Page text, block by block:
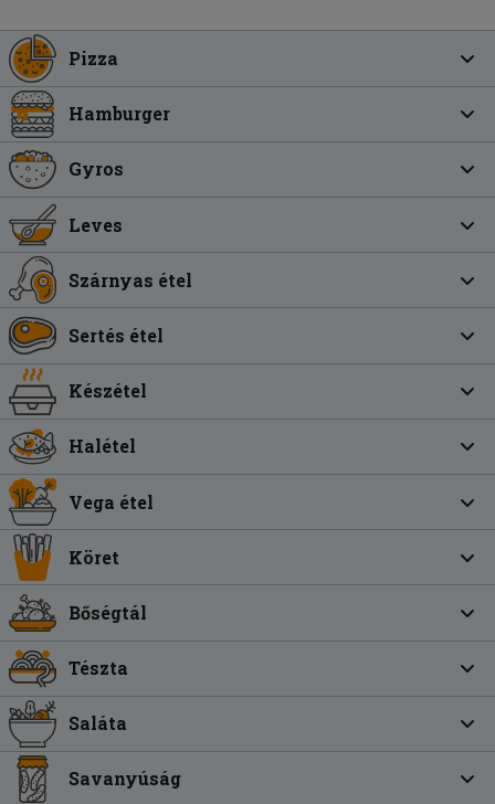
Pizza
Hamburger
Gyros
Leves
Szárnyas étel
Sertés étel
Készétel
Halétel
Vega étel
Köret
Bőségtál
Tészta
Saláta
Savanyúság